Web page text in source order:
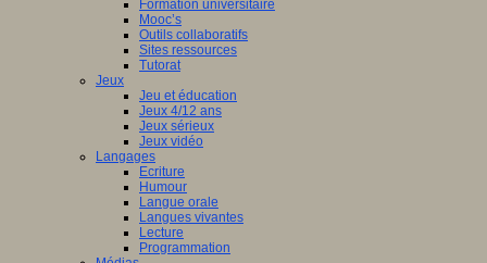
Formation universitaire
Mooc’s
Outils collaboratifs
Sites ressources
Tutorat
Jeux
Jeu et éducation
Jeux 4/12 ans
Jeux sérieux
Jeux vidéo
Langages
Ecriture
Humour
Langue orale
Langues vivantes
Lecture
Programmation